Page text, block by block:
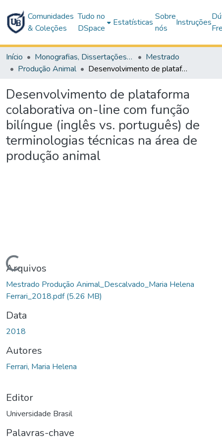
Comunidades
& Coleções
Tudo no
DSpace
Estatísticas
Sobre
nós
Instruções
Início Monografias, Dissertações e Teses
Mestrado
Produção Animal
Desenvolvimento de plataforma colaborativa on-line com função bilíngue (inglês vs. português) de terminologias técnicas na área de produção animal
Desenvolvimento de plataforma
colaborativa on-line com função
bilíngue (inglês vs. português) de
terminologias técnicas na área de
produção animal
Carregando...
Arquivos
Mestrado Produção Animal_Descalvado_Maria Helena
Ferrari_2018.pdf(5.26 MB)
Data
2018
Autores
Ferrari, Maria Helena
Editor
Universidade Brasil
Palavras-chave